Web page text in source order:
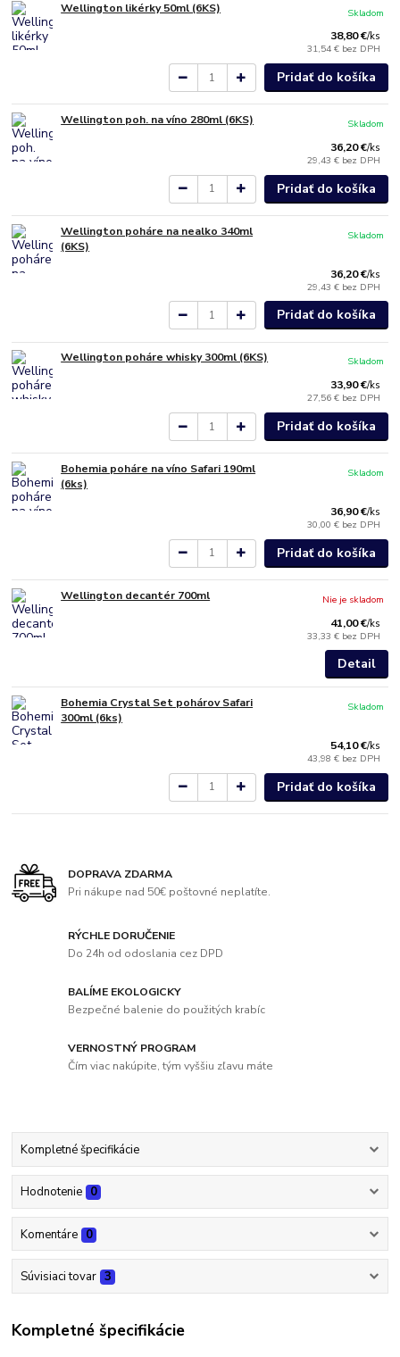
Wellington likérky 50ml (6KS)
38,80 €/ks
31,54 € bez DPH
Skladom
Pridať do košíka
Wellington poh. na víno 280ml (6KS)
36,20 €/ks
29,43 € bez DPH
Skladom
Pridať do košíka
Wellington poháre na nealko 340ml
(6KS)
36,20 €/ks
29,43 € bez DPH
Skladom
Pridať do košíka
Wellington poháre whisky 300ml (6KS)
33,90 €/ks
27,56 € bez DPH
Skladom
Pridať do košíka
Bohemia poháre na víno Safari 190ml
(6ks)
36,90 €/ks
30,00 € bez DPH
Skladom
Pridať do košíka
Wellington decantér 700ml
41,00 €/ks
33,33 € bez DPH
Nie je skladom
Detail
Bohemia Crystal Set pohárov Safari
300ml (6ks)
54,10 €/ks
43,98 € bez DPH
Skladom
Pridať do košíka
DOPRAVA ZDARMA
Pri nákupe nad 50€ poštovné neplatíte.
RÝCHLE DORUČENIE
Do 24h od odoslania cez DPD
BALÍME EKOLOGICKY
Bezpečné balenie do použitých krabíc
VERNOSTNÝ PROGRAM
Čím viac nakúpite, tým vyššiu zľavu máte
Kompletné špecifikácie
Hodnotenie 0
Komentáre 0
Súvisiaci tovar 3
Kompletné špecifikácie